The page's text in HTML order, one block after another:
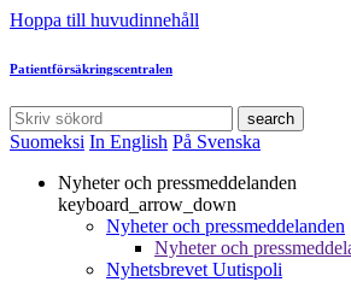
Hoppa till huvudinnehåll
Patientförsäkringscentralen
search
Suomeksi In English På Svenska
Nyheter och pressmeddelanden
keyboard_arrow_down
Nyheter och pressmeddelanden
Nyheter och
Nyhetsbrevet Uutispoli